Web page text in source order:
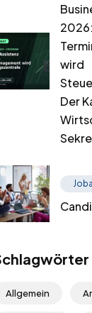
wird
Der
Allgemein